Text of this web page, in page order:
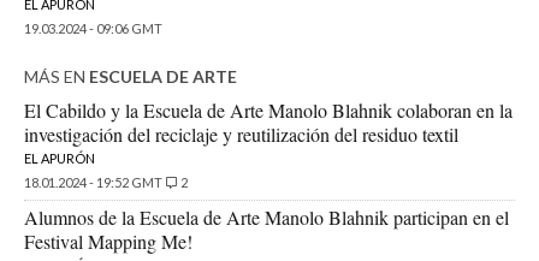
EL APURÓN
19.03.2024 - 09:06 GMT
MÁS EN ESCUELA DE ARTE
El Cabildo y la Escuela de Arte Manolo Blahnik colaboran en la
investigación del reciclaje y reutilización del residuo textil
EL APURÓN
18.01.2024 - 19:52 GMT
2
Alumnos de la Escuela de Arte Manolo Blahnik participan en el
Festival Mapping Me!